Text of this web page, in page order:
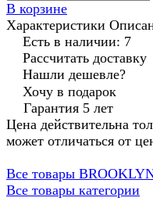
В корзине
Характеристики
Есть в наличии: 7
Рассчитать доставку
Нашли дешевле?
Хочу в подарок
Гарантия 5 лет
Цена действительна
может отличаться от
Все товары
Все товары категории